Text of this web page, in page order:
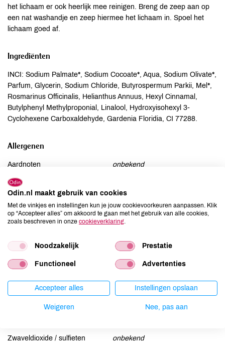
het lichaam er ook heerlijk mee reinigen. Breng de zeep aan op
een nat washandje en zeep hiermee het lichaam in. Spoel het
lichaam goed af.
Ingrediënten
INCI: Sodium Palmate*, Sodium Cocoate*, Aqua, Sodium Olivate*,
Parfum, Glycerin, Sodium Chloride, Butyrospermum Parkii, Mel*,
Rosmarinus Officinalis, Helianthus Annuus, Hexyl Cinnamal,
Butylphenyl Methylproponial, Linalool, Hydroxyisohexyl 3-
Cyclohexene Carboxaldehyde, Gardenia Floridia, CI 77288.
Allergenen
Aardnoten
onbekend
Ei
Gluten
onbekend
Lactose
onbekend
Lupine
onbekend
Noten
onbekend
Schaaldieren
onbekend
Selderij
onbekend
Sesam
onbekend
Soja
onbekend
Zwaveldioxide / sulfieten
onbekend
Odin.nl maakt gebruik van cookies
Met de vinkjes en instellingen kun je jouw cookievoorkeuren aanpassen. Klik
op “Accepteer alles” om akkoord te gaan met het gebruik van alle cookies,
zoals beschreven in onze cookieverklaring
Noodzakelijk Prestatie
Functioneel Advertenties
Accepteer alles Instellingen opslaan
Weigeren Nee, pas aan